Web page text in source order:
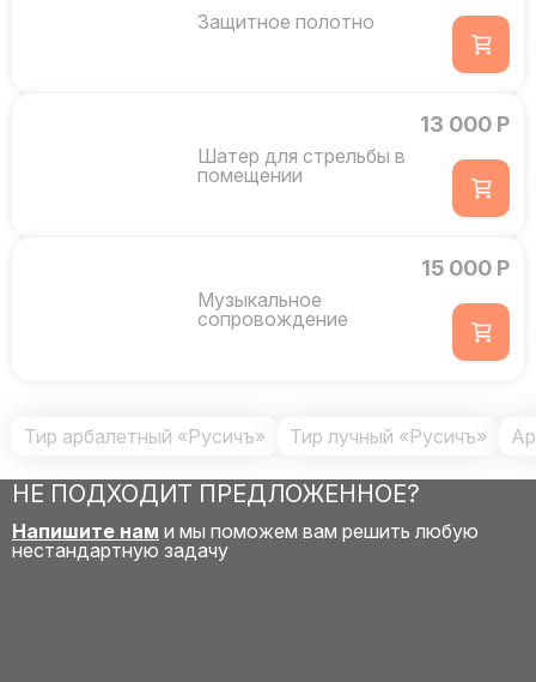
Защитное полотно
Шатер для стрельбы в
помещении
13 000 Р
Музыкальное
сопровождение
15 000 Р
Тир арбалетный «Русичъ» Тир лучный «Русичъ»
НЕ ПОДХОДИТ ПРЕДЛОЖЕННОЕ?
Напишите нам и мы поможем вам решить любую
нестандартную задачу